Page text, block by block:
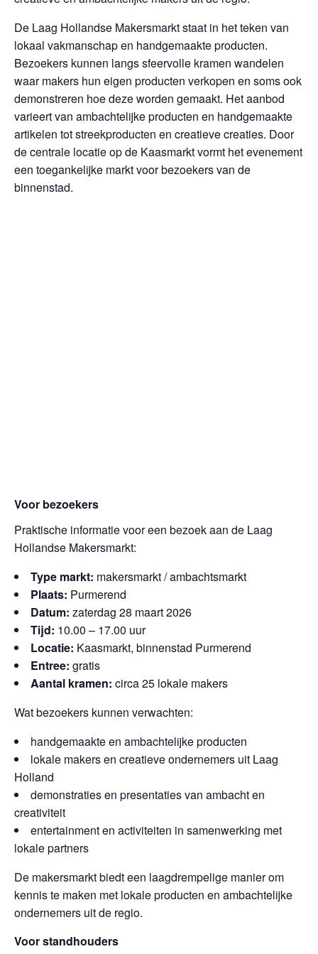
De Laag Hollandse Makersmarkt staat in het teken van
lokaal vakmanschap en handgemaakte producten.
Bezoekers kunnen langs sfeervolle kramen wandelen
waar makers hun eigen producten verkopen en soms ook
demonstreren hoe deze worden gemaakt. Het aanbod
varieert van ambachtelijke producten en handgemaakte
artikelen tot streekproducten en creatieve creaties. Door
de centrale locatie op de Kaasmarkt vormt het evenement
een toegankelijke markt voor bezoekers van de
binnenstad.
Voor bezoekers
Praktische informatie voor een bezoek aan de Laag
Hollandse Makersmarkt:
Type markt: makersmarkt / ambachtsmarkt
Plaats: Purmerend
Datum: zaterdag 28 maart 2026
Tijd: 10.00 – 17.00 uur
Locatie: Kaasmarkt, binnenstad Purmerend
Entree: gratis
Aantal kramen: circa 25 lokale makers
Wat bezoekers kunnen verwachten:
handgemaakte en ambachtelijke producten
lokale makers en creatieve ondernemers uit Laag
Holland
demonstraties en presentaties van ambacht en
creativiteit
entertainment en activiteiten in samenwerking met
lokale partners
De makersmarkt biedt een laagdrempelige manier om
kennis te maken met lokale producten en ambachtelijke
ondernemers uit de regio.
Voor standhouders